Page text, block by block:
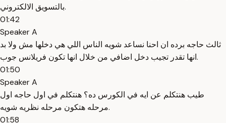
بالتسويق الالكتروني.
01:42
Speaker A
ثالث حاجه برده ان احنا نساعد شويه الناس اللي هي دخلها مش ولا بد
انها تقدر تجيب دخل اضافي من خلال انها تكون فريلانس جوب.
01:50
Speaker A
طيب هنتكلم عن ايه في الكورس ده؟ هنتكلم في اول حاجه اول
مرحله هتكون مرحله نظريه شويه.
01:58